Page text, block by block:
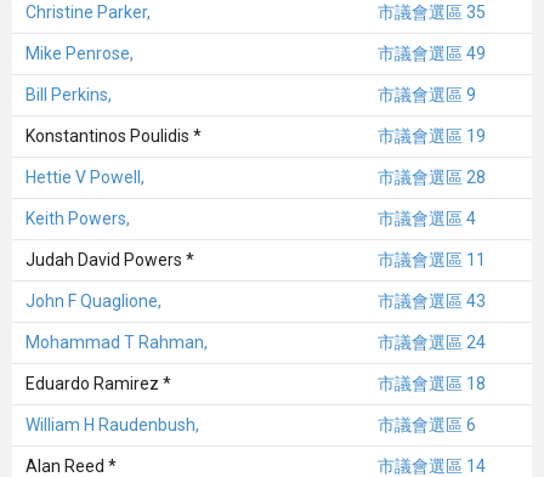
Christine Parker, 市議會選區 35
Mike Penrose, 市議會選區 49
Bill Perkins, 市議會選區 9
Konstantinos Poulidis * 市議會選區 19
Hettie V Powell, 市議會選區 28
Keith Powers, 市議會選區 4
Judah David Powers * 市議會選區 11
John F Quaglione, 市議會選區 43
Mohammad T Rahman, 市議會選區 24
Eduardo Ramirez * 市議會選區 18
William H Raudenbush, 市議會選區 6
Alan Reed * 市議會選區 14